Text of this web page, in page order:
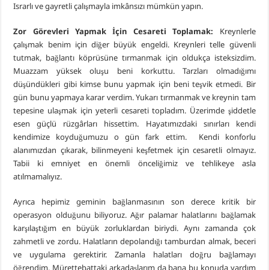
Israrlı ve gayretli çalışmayla imkânsızı mümkün yapın.
Zor Görevleri Yapmak İçin Cesareti Toplamak: Kreynlerle
çalışmak benim için diğer büyük engeldi. Kreynleri telle güvenli
tutmak, bağlantı köprüsüne tırmanmak için oldukça isteksizdim.
Muazzam yüksek oluşu beni korkuttu. Tarzları olmadığımı
düşündükleri gibi kimse bunu yapmak için beni teşvik etmedi. Bir
gün bunu yapmaya karar verdim. Yukarı tırmanmak ve kreynin tam
tepesine ulaşmak için yeterli cesareti topladım. Üzerimde şiddetle
esen güçlü rüzgârları hissettim. Hayatımızdaki sınırları kendi
kendimize koyduğumuzu o gün fark ettim. Kendi konforlu
alanımızdan çıkarak, bilinmeyeni keşfetmek için cesaretli olmayız.
Tabii ki emniyet en önemli önceliğimiz ve tehlikeye asla
atılmamalıyız.
Ayrıca hepimiz geminin bağlanmasının son derece kritik bir
operasyon olduğunu biliyoruz. Ağır palamar halatlarını bağlamak
karşılaştığım en büyük zorluklardan biriydi. Aynı zamanda çok
zahmetli ve zordu. Halatların depolandığı tamburdan almak, beceri
ve uygulama gerektirir. Zamanla halatları doğru bağlamayı
öğrendim. Mürettebattaki arkadaşlarım da bana bu konuda yardım